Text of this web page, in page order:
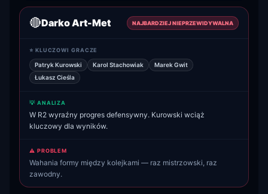
🔴Darko Art-Met NAJBARDZIEJ NIEPRZEWIDYWALNA
⭐ KLUCZOWI GRACZE
Patryk Kurowski Karol Stachowiak
Marek Gwit
Łukasz Cieśla
💡 ANALIZA
W R2 wyraźny progres defensywny. Kurowski wciąż
kluczowy dla wyników.
⚠️ PROBLEM
Wahania formy między kolejkami — raz mistrzowski, raz
zawodny.